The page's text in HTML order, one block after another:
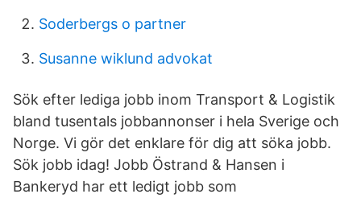
Soderbergs o partner
Susanne wiklund advokat
Sök efter lediga jobb inom Transport & Logistik
bland tusentals jobbannonser i hela Sverige och
Norge. Vi gör det enklare för dig att söka jobb.
Sök jobb idag! Jobb Östrand & Hansen i
Bankeryd har ett ledigt jobb som